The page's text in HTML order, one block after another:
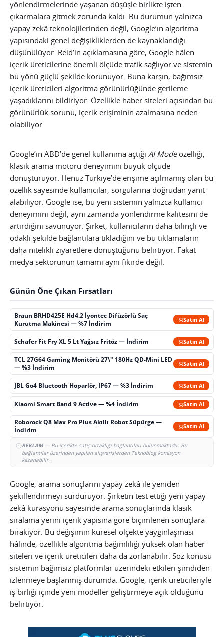
yönlendirmelerinde yaşanan düşüşle birlikte işten
çıkarmalara gitmek zorunda kaldı. Bu durumun yalnızca
yapay zekâ teknolojilerinden değil, Google’ın algoritma
yapısındaki genel değişikliklerden de kaynaklandığı
düşünülüyor. Reid’in açıklamasına göre, Google hâlen
içerik üreticilerine önemli ölçüde trafik sağlıyor ve sistemin
bu yönü güçlü şekilde korunuyor. Buna karşın, bağımsız
içerik üreticileri algoritma görünürlüğünde gerileme
yaşadıklarını bildiriyor. Özellikle haber siteleri açısından bu
görünürlük sorunu, içerik erişiminin azalmasına neden
olabiliyor.
Google’ın ABD’de genel kullanıma açtığı AI Modeözelliği,
klasik arama motoru deneyimini büyük ölçüde
dönüştürüyor. Henüz Türkiye’de erişime açılmamış olan bu
özellik sayesinde kullanıcılar, sorgularına doğrudan yanıt
alabiliyor. Google ise, bu yeni sistemin yalnızca kullanıcı
deneyimini değil, aynı zamanda yönlendirme kalitesini de
artırdığını savunuyor. Şirket, kullanıcıların daha bilinçli ve
odaklı şekilde bağlantılara tıkladığını ve bu tıklamaların
daha nitelikli ziyaretlere dönüştüğünü belirtiyor. Fakat
medya sektörünün tamamı aynı fikirde değil.
Günün Öne Çıkan Fırsatları
Braun BRHD425E Hd4.2 İyontec Difüzörlü Saç
Kurutma Makinesi — %7 İndirim
Satın Al
Schafer Fit Fry XL 5 Lt Yağsız Fritöz — İndirim Satın Al
TCL 27G64 Gaming Monitörü 27\" 180Hz QD-Mini LED
— %3 İndirim
Satın Al
JBL Go4 Bluetooth Hoparlör, IP67 — %3 İndirim Satın Al
Xiaomi Smart Band 9 Active — %4 İndirim Satın Al
Roborock Q8 Max Pro Plus Akıllı Robot Süpürge —
İndirim
Satın Al
REKLAM— Bu içerikte satış ortaklığı bağlantıları bulunmaktadır. Bu
bağlantılar üzerinden yapılan alışverişlerden Teknoblog komisyon
kazanabilir.
Google, arama sonuçlarını yapay zekâ ile yeniden
şekillendirmeyi sürdürüyor. Şirketin test ettiği yeni yapay
zekâ kürasyonu sayesinde arama sonuçlarında klasik
sıralama yerini içerik yapısına göre biçimlenen sonuçlara
bırakıyor. Bu değişimin küresel ölçekte yaygınlaşması
hâlinde, özellikle algoritma bağımlılığı yüksek olan haber
siteleri ve içerik üreticileri daha da zorlanabilir. Söz konusu
sistemin bağımsız platformlar üzerindeki etkileri şimdiden
izlenmeye başlanmış durumda. Google, içerik üreticileriyle
iş birliği içinde yeni modeller geliştirmeye açık olduğunu
belirtiyor.